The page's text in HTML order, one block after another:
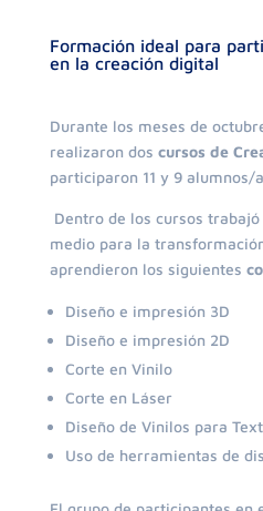
Formación ideal para
en la creación digital
Durante los meses de
realizaron dos cursos de
participaron 11 y 9
Dentro de los cursos
medio para la
aprendieron los siguientes
Diseño e impresión 3D
Diseño e impresión 2D
Corte en Vinilo
Corte en Láser
Diseño de Vinilos para
Uso de herramientas de